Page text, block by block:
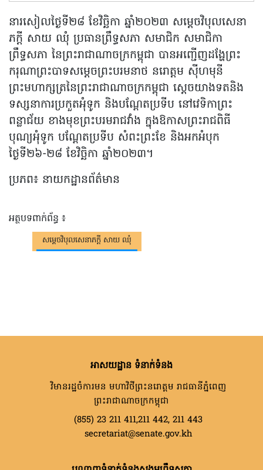
នារសៀលថ្ងៃទី២៨ ខែវិច្ឆិកា ឆ្នាំ២០២៣ សម្តេចវិបុលសេនា
ភក្តី សាយ ឈុំ ប្រធានព្រឹទ្ធសភា សមាជិក សមាជិកា
ព្រឹទ្ធសភា នៃព្រះរាជាណាចក្រកម្ពុជា បានអញ្ជើញដង្ហែព្រះ
ករុណាព្រះបាទសម្តេចព្រះបរមនាថ នរោត្តម ស៉ីហមុនី
ព្រះមហាក្សត្រនៃព្រះរាជាណាចក្រកម្ពុជា ស្តេចយាងទតនិង
ទស្សនាការប្រកួតអុំទូក និងបណ្តែតប្រទីប នៅវេទិកាព្រះ
ពន្លាជ័យ ខាងមុខព្រះបរមរាជវាំង ក្នុងឱកាសព្រះរាជពិធី
បុណ្យអុំទូក បណ្តែតប្រទីប សំពះព្រះខែ និងអកអំបុក
ថ្ងៃទី២៦-២៨ ខែវិច្ឆិកា ឆ្នាំ២០២៣។
ប្រភព៖ នាយកដ្ឋានព័ត៌មាន
អត្ថបទពាក់ព័ន្ធ ៖
សម្តេចវិបុលសេនាភក្តី សាយ ឈុំ
អាសយដ្ឋាន ទំនាក់ទំនង
វិមានរដ្ឋចំការមន មហាវិថីព្រះនរោត្តម រាជធានីភ្នំពេញ
ព្រះរាជាណាចក្រកម្ពុជា
(855) 23 211 411,211 442, 211 443
secretariat@senate.gov.kh